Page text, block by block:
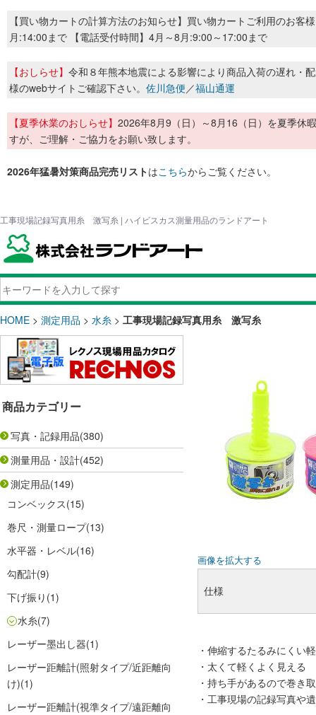
【買い物カートの計算方法のお知らせ】買い物カートご利用のお客
月:14:00まで 【電話受付時間】4月～8月:9:00～17:00まで
【おしらせ】 令和８年熊本地震による影響により商品入荷の遅れ・
様のwebサイトご確認下さい。 佐川急便／福山通運
【夏季休業のおしらせ】 2026年8月9（日）～8月16（日）を夏季休
すが、ご理解・ご協力をお願い致します。
2026年猛暑対策商品完売リストはこちらからご覧ください。
工事現場記録写真用糸 激写糸 | ハイビスカス測量用品のランドアート
HOME > 測定用品 > 水糸 > 工事現場記録写真用糸 激写糸
商品カテゴリー
写真・記録用品(380)
測量用品・設計(452)
測定用品(149)
コンベックス(15)
巻尺・測量ロープ(13)
水平器・レベル(16)
勾配計(9)
下げ振り (1)
水糸(7)
レーザー墨出し器(1)
レーザー距離計(照射タイプ/近距離向
け)(1)
レーザー距離計(視準タイプ/遠距離向
画像を拡大する
仕様
・伸縮するたるみにくい
・太くて軽くよく見える
・持ち手があるので巻き
・工事現場の記録写真や